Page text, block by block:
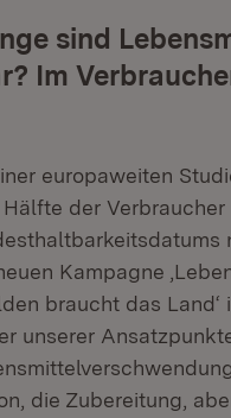
sind
Im
europaweiten
der
Kampagne
braucht das
unserer
die Zubereitung,